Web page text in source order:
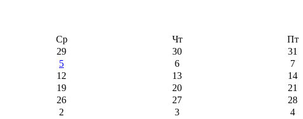
Ср Чт Пт
29 30 31
5 6 7
12 13 14
19 20 21
26 27 28
2 3 4